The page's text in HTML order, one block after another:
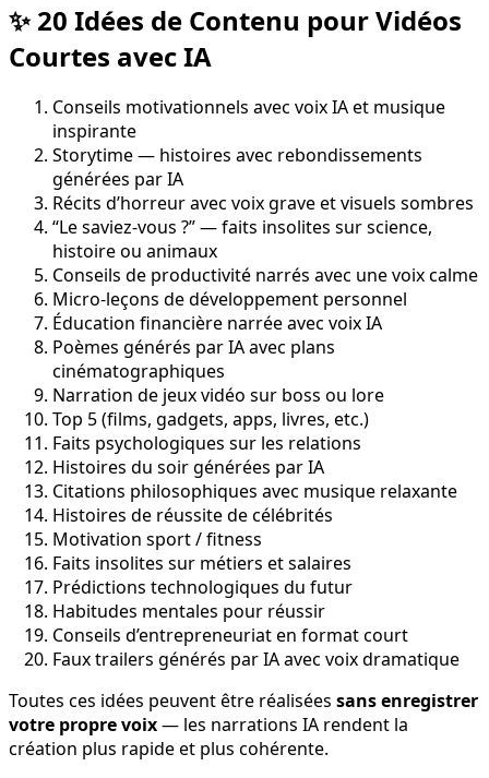
✨ 20 Idées de Contenu pour Vidéos
Courtes avec IA
Conseils motivationnels avec voix IA et musique
inspirante
Storytime — histoires avec rebondissements
générées par IA
Récits d’horreur avec voix grave et visuels sombres
“Le saviez-vous ?” — faits insolites sur science,
histoire ou animaux
Conseils de productivité narrés avec une voix calme
Micro-leçons de développement personnel
Éducation financière narrée avec voix IA
Poèmes générés par IA avec plans
cinématographiques
Narration de jeux vidéo sur boss ou lore
Top 5 (films, gadgets, apps, livres, etc.)
Faits psychologiques sur les relations
Histoires du soir générées par IA
Citations philosophiques avec musique relaxante
Histoires de réussite de célébrités
Motivation sport / fitness
Faits insolites sur métiers et salaires
Prédictions technologiques du futur
Habitudes mentales pour réussir
Conseils d’entrepreneuriat en format court
Faux trailers générés par IA avec voix dramatique
Toutes ces idées peuvent être réalisées sans enregistrer
votre propre voix— les narrations IA rendent la
création plus rapide et plus cohérente.